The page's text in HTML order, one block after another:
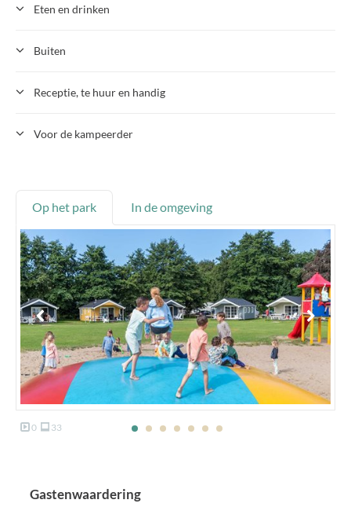
Eten en drinken
Buiten
Receptie, te huur en handig
Voor de kampeerder
Op het park In de omgeving
0 33
Gastenwaardering